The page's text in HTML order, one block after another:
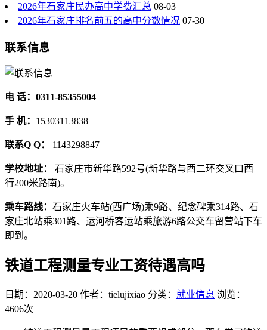
2026年石家庄民办高中学费汇总 08-03
2026年石家庄排名前五的高中分数情况 07-30
联系信息
电 话：0311-85355004
手 机： 15303113838
联系Q Q： 1143298847
学校地址： 石家庄市新华路592号(新华路与西二环交叉口西
行200米路南)。
乘车路线： 石家庄火车站(西广场)乘9路、纪念碑乘314路、石
家庄北站乘301路、运河桥客运站乘旅游6路公交车留营站下车
即到。
铁道工程测量专业工资待遇高吗
日期：2020-03-20 作者：tielujixiao 分类： 就业信息 浏览：
4606次